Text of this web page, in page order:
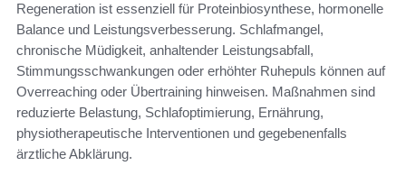
Regeneration ist essenziell für Proteinbiosynthese, hormonelle
Balance und Leistungsverbesserung. Schlafmangel,
chronische Müdigkeit, anhaltender Leistungsabfall,
Stimmungsschwankungen oder erhöhter Ruhepuls können auf
Overreaching oder Übertraining hinweisen. Maßnahmen sind
reduzierte Belastung, Schlafoptimierung, Ernährung,
physiotherapeutische Interventionen und gegebenenfalls
ärztliche Abklärung.